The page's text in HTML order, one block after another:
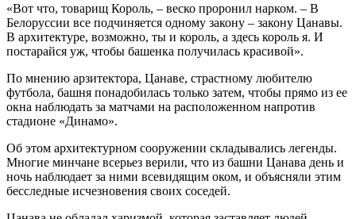
«Вот что, товарищ Король, – веско проронил нарком. – В
Белоруссии все подчиняется одному закону – закону Цанавы.
В архитектуре, возможно, ты и король, а здесь король я. И
постарайся уж, чтобы башенка получилась красивой».
По мнению арзитектора, Цанаве, страстному любителю
футбола, башня понадобилась только затем, чтобы прямо из ее
окна наблюдать за матчами на расположенном напротив
стадионе «Динамо».
Об этом архитектурном сооружении складывались легенды.
Многие минчане всерьез верили, что из башни Цанава день и
ночь наблюдает за ними всевидящим оком, и объясняли этим
бесследные исчезновения своих соседей.